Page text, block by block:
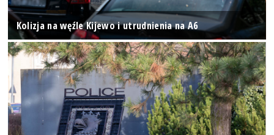
Kolizja na węźle Kijewo i utrudnienia na A6